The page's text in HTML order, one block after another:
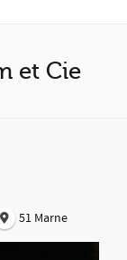
et Cie
51 Marne